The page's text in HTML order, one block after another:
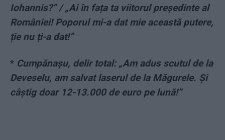
Iohannis?” / „Ai în fața ta viitorul președinte al
României! Poporul mi-a dat mie această putere,
ție nu ți-a dat!”
* Cumpănașu, delir total: „Am adus scutul de la
Deveselu, am salvat laserul de la Măgurele. Și
câștig doar 12-13.000 de euro pe lună!”